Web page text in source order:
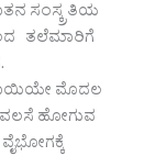
ಸಂಸ್ಕ್ರತಿಯ
ತಲೆಮಾರಿಗೆ
ಮೊದಲ
ವಲಸೆ ಹೋಗುವ